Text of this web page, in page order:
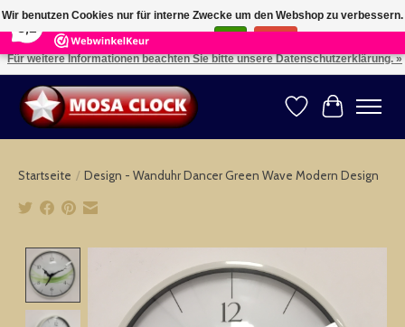
164 Reviews ×
Kies uw taal: NL -- Wählen Sie ihre Sprache: DE -- Choose your language: EN ⇓ ⇒
Wunschzettel
Ihr
Startseite / Design - Wanduhr Dancer Green Wave Modern Design
Wir benutzen Cookies nur für interne Zwecke um den Webshop zu verbessern.
Ist das in Ordnung?
Für weitere Informationen beachten Sie bitte unsere Datenschutzerklärung. »